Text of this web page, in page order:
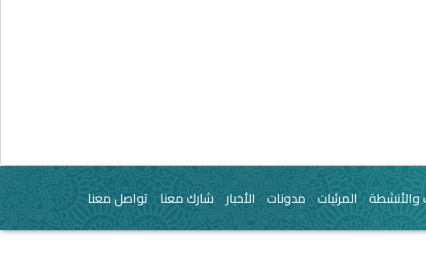
والأنشطة المرئيات مدونات الأخبار شارك معنا تواصل معنا